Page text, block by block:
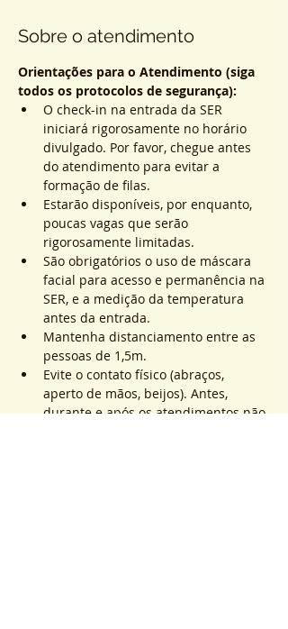
Sobre o atendimento
Orientações para o Atendimento (siga
todos os protocolos de segurança):
O check-in na entrada da SER
iniciará rigorosamente no horário
divulgado. Por favor, chegue antes
do atendimento para evitar a
formação de filas.
Estarão disponíveis, por enquanto,
poucas vagas que serão
rigorosamente limitadas.
São obrigatórios o uso de máscara
facial para acesso e permanência na
SER, e a medição da temperatura
antes da entrada.
Mantenha distanciamento entre as
pessoas de 1,5m.
Evite o contato físico (abraços,
aperto de mãos, beijos). Antes,
durante e após os atendimentos não